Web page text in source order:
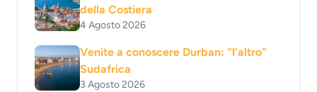
della Costiera
4 Agosto 2026
Venite a conoscere Durban: “l’altro”
Sudafrica
3 Agosto 2026